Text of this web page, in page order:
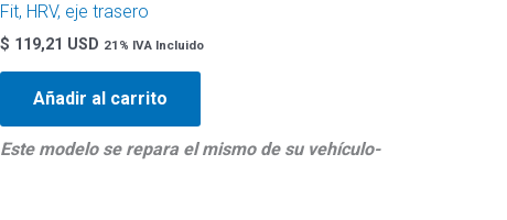
Fit, HRV, eje trasero
$ 119,21 USD 21% IVA Incluido
Añadir al carrito
Este modelo se repara el mismo de su vehículo-